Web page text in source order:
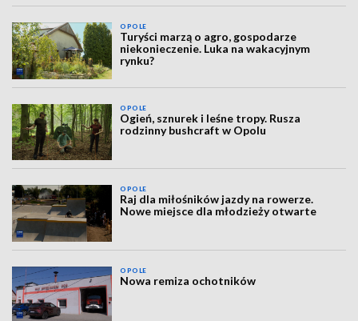
OPOLE
Turyści marzą o agro, gospodarze
niekonieczenie. Luka na wakacyjnym
rynku?
OPOLE
Ogień, sznurek i leśne tropy. Rusza
rodzinny bushcraft w Opolu
OPOLE
Raj dla miłośników jazdy na rowerze.
Nowe miejsce dla młodzieży otwarte
OPOLE
Nowa remiza ochotników